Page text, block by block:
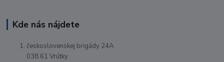
Kde nás nájdete
československej brigády 24A
038 61 Vrútky